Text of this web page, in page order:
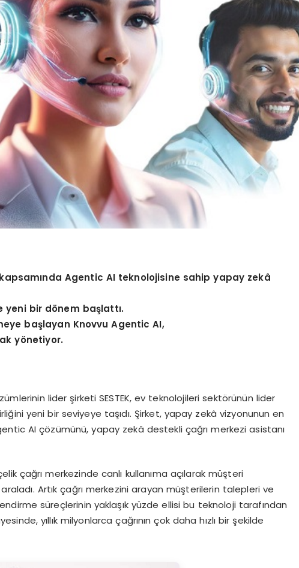
Agentic AI teknolojisine sahip yapay zekâ
yeni bir dönem başlattı.
başlayan Knovvu Agentic AI,
yönetiyor.
lider şirketi SESTEK, ev teknolojileri sektörünün lider
yeni bir seviyeye taşıdı. Şirket, yapay zekâ vizyonunun en
AI çözümünü, yapay zekâ destekli çağrı merkezi asistanı
çağrı merkezinde canlı kullanıma açılarak müşteri
Artık çağrı merkezini arayan müşterilerin talepleri ve
süreçlerinin yaklaşık yüzde ellisi bu teknoloji tarafından
yıllık milyonlarca çağrının çok daha hızlı bir şekilde